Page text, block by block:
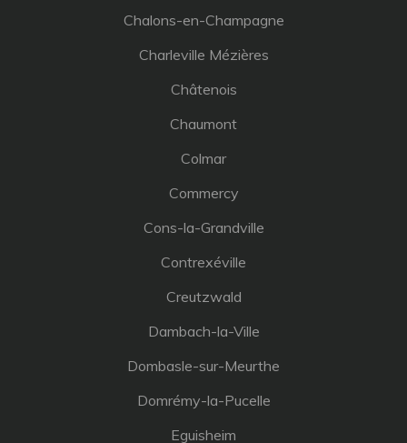
Chalons-en-Champagne
Charleville Mézières
Châtenois
Chaumont
Colmar
Commercy
Cons-la-Grandville
Contrexéville
Creutzwald
Dambach-la-Ville
Dombasle-sur-Meurthe
Domrémy-la-Pucelle
Eguisheim